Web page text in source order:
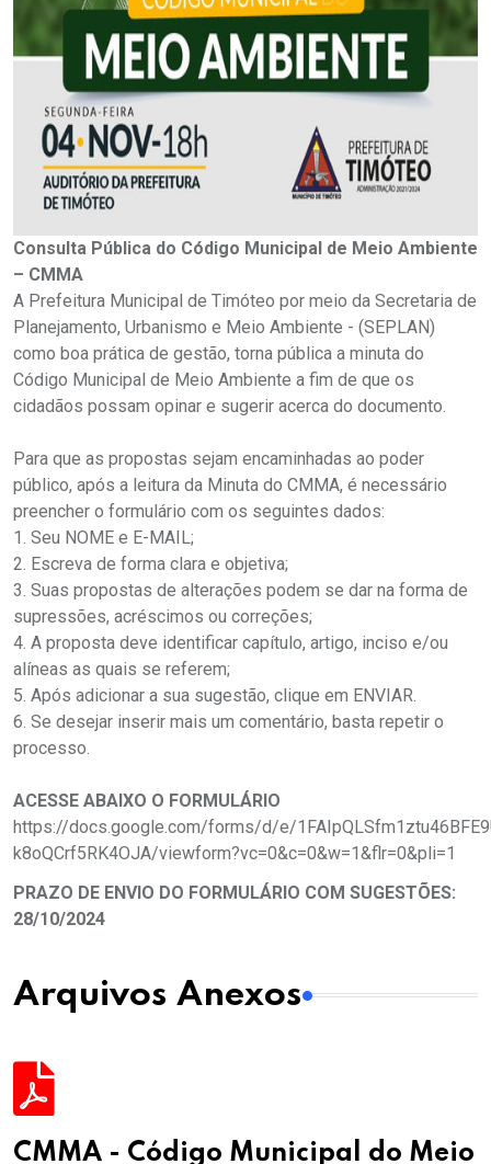
Consulta Pública do Código Municipal de Meio Ambiente
– CMMA
A Prefeitura Municipal de Timóteo por meio da Secretaria de
Planejamento, Urbanismo e Meio Ambiente - (SEPLAN)
como boa prática de gestão, torna pública a minuta do
Código Municipal de Meio Ambiente a fim de que os
cidadãos possam opinar e sugerir acerca do documento.
Para que as propostas sejam encaminhadas ao poder
público, após a leitura da Minuta do CMMA, é necessário
preencher o formulário com os seguintes dados:
1. Seu NOME e E-MAIL;
2. Escreva de forma clara e objetiva;
3. Suas propostas de alterações podem se dar na forma de
supressões, acréscimos ou correções;
4. A proposta deve identificar capítulo, artigo, inciso e/ou
alíneas as quais se referem;
5. Após adicionar a sua sugestão, clique em ENVIAR.
6. Se desejar inserir mais um comentário, basta repetir o
processo.
ACESSE ABAIXO O FORMULÁRIO
https://docs.google.com/forms/d/e/
k8oQCrf5RK4OJA/viewform?vc=0&c=0&w=1&flr=0&pli=1
PRAZO DE ENVIO DO FORMULÁRIO COM SUGESTÕES:
28/10/2024
Arquivos Anexos
CMMA - Código Municipal do Meio